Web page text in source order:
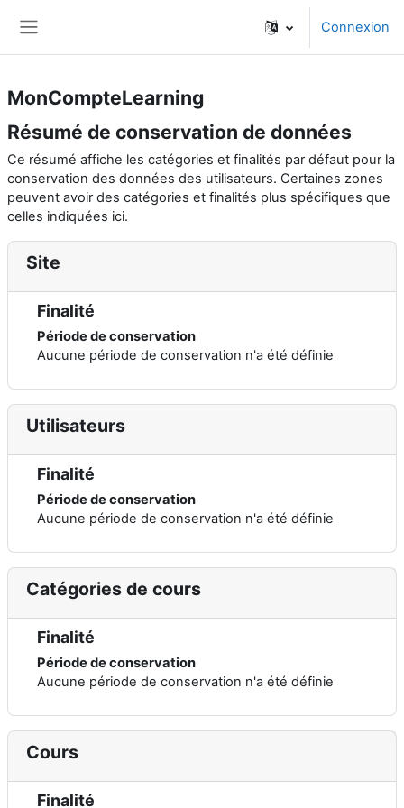
Connexion
MonCompteLearning
Résumé de conservation de données
Ce résumé affiche les catégories et finalités par défaut pour la
conservation des données des utilisateurs. Certaines zones
peuvent avoir des catégories et finalités plus spécifiques que
celles indiquées ici.
Site
Finalité
Période de conservation
Aucune période de conservation n'a été définie
Utilisateurs
Finalité
Période de conservation
Aucune période de conservation n'a été définie
Catégories de cours
Finalité
Période de conservation
Aucune période de conservation n'a été définie
Cours
Finalité